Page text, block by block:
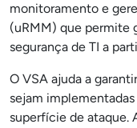
monitoramento e
(uRMM) que permite
segurança de TI a
O VSA ajuda a
sejam
superfície de ataque.